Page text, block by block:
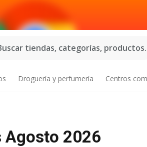
tiendas, categorías,
Droguería y perfumería Centros
Agosto 2026